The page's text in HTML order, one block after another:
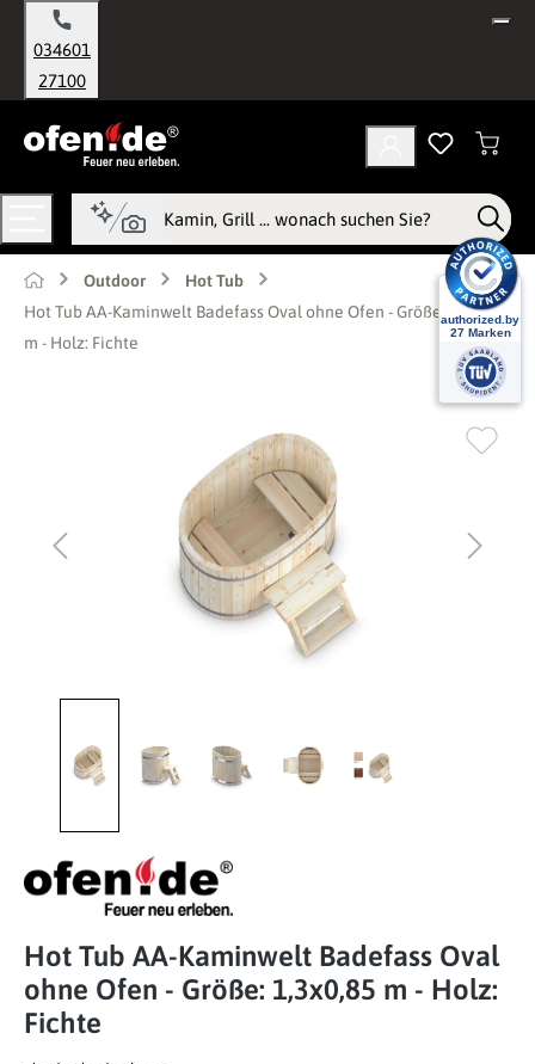
springen
034601
27100
Outdoor
Hot Tub
Hot Tub AA-Kaminwelt Badefass Oval ohne Ofen - Größe: 1,3x0,85
m - Holz: Fichte
Hot Tub AA-Kaminwelt Badefass Oval
ohne Ofen - Größe: 1,3x0,85 m - Holz:
Fichte